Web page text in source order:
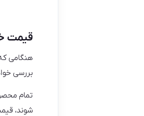
قیمت
هنگامی
بررسی
تمام
شوند،